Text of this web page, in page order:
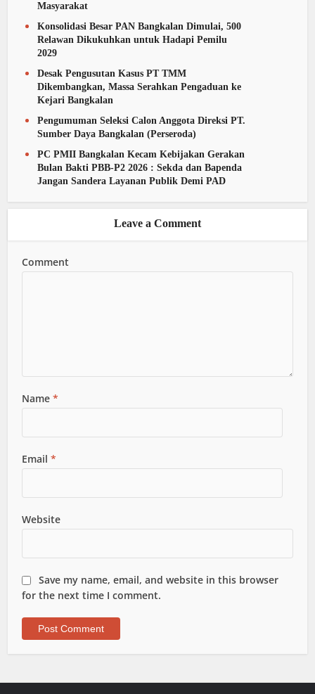
Masyarakat
Konsolidasi Besar PAN Bangkalan Dimulai, 500
Relawan Dikukuhkan untuk Hadapi Pemilu
2029
Desak Pengusutan Kasus PT TMM
Dikembangkan, Massa Serahkan Pengaduan ke
Kejari Bangkalan
Pengumuman Seleksi Calon Anggota Direksi PT.
Sumber Daya Bangkalan (Perseroda)
PC PMII Bangkalan Kecam Kebijakan Gerakan
Bulan Bakti PBB-P2 2026 : Sekda dan Bapenda
Jangan Sandera Layanan Publik Demi PAD
Leave a Comment
Comment
Name*
Email*
Website
Save my name, email, and website in this browser
for the next time I comment.